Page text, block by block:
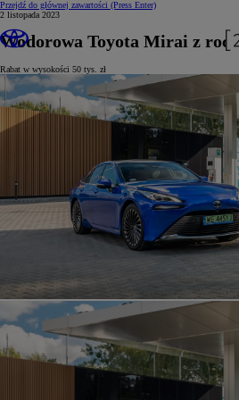
Przejdź do głównej zawartości (Press Enter)
2 listopada 2023
Wodorowa Toyota Mirai z
Rabat w wysokości 50 tys. zł